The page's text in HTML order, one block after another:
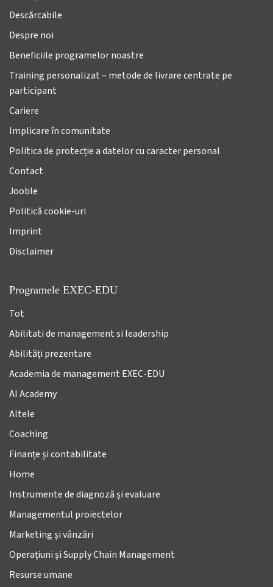
Descărcabile
Despre noi
Beneficiile programelor noastre
Training personalizat – metode de livrare centrate pe
participant
Cariere
Implicare în comunitate
Politica de protecție a datelor cu caracter personal
Contact
Jooble
Politică cookie-uri
Imprint
Disclaimer
Programele EXEC-EDU
Tot
Abilitati de management si leadership
Abilități prezentare
Academia de management EXEC-EDU
AI Academy
Altele
Coaching
Finanțe și contabilitate
Home
Instrumente de diagnoză și evaluare
Managementul proiectelor
Marketing și vânzări
Operațiuni și Supply Chain Management
Resurse umane